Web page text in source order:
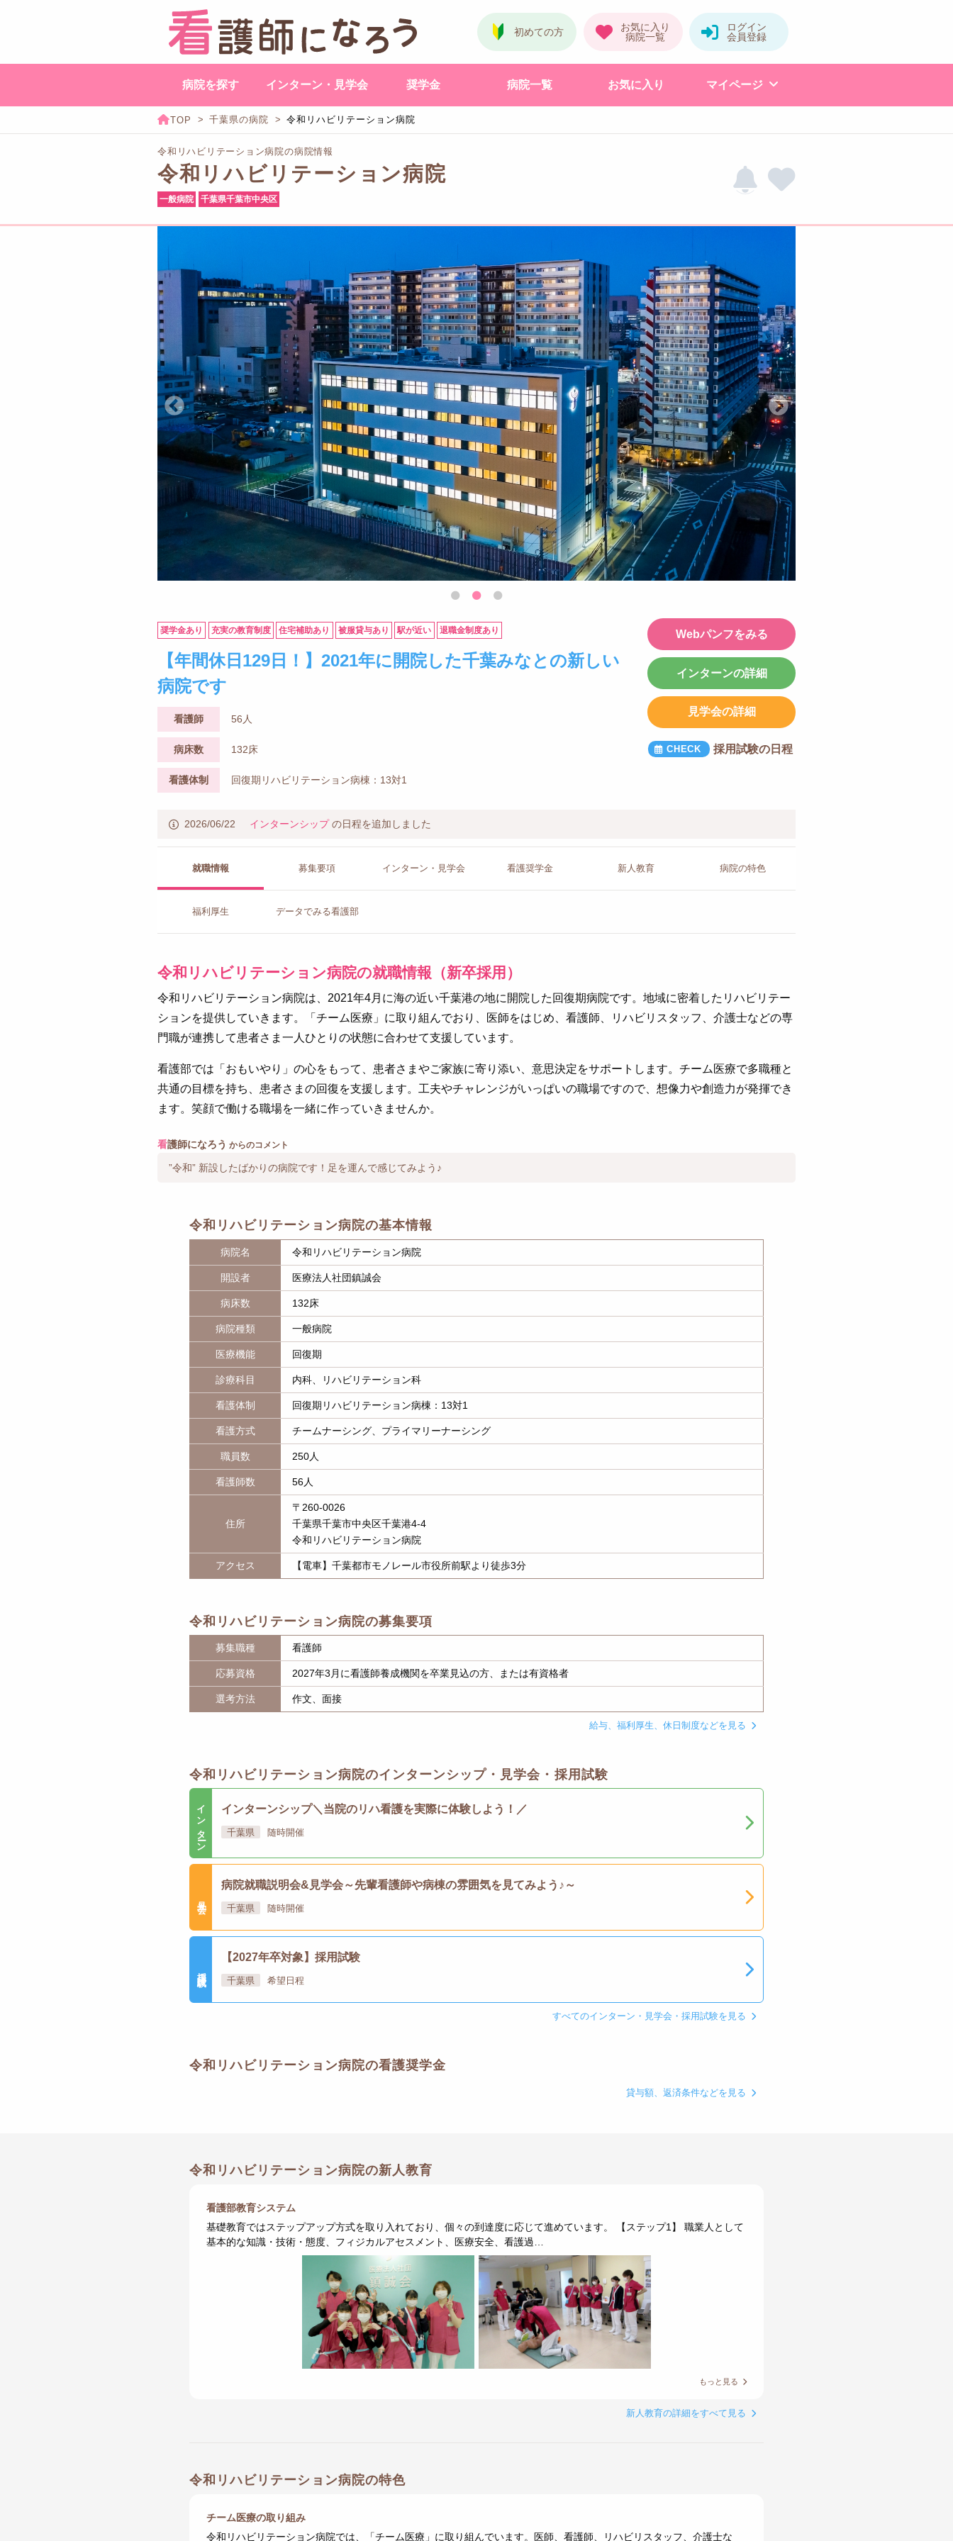
病院を探す インターン・見学会 奨学金 病院一覧 お気に入り マイページ
千葉県の病院 令和リハビリテーション病院
令和リハビリテーション病院の病院情報
令和リハビリテーション病院
一般病院 千葉県千葉市中央区
奨学金あり 充実の教育制度 住宅補助あり 被服貸与あり 駅が近い 退職金制度あり
【年間休日129日！】2021年に開院した千葉みなとの新しい
病院です
看護師 56人
病床数 132床
看護体制 回復期リハビリテーション病棟：13対1
Webパンフをみる
インターンの詳細
見学会の詳細
採用試験の日程
2026/06/22 インターンシップ の日程を追加しました
就職情報 募集要項 インターン ・見学会 看護奨学金 新人教育 病院の特色
福利厚生 データでみる看護部
令和リハビリテーション病院の就職情報（新卒採用）
令和リハビリテーション病院は、2021年4月に海の近い千葉港の地に開院した回復期病院です。地域に密着したリハビリテー
ションを提供していきます。「チーム医療」に取り組んでおり、医師をはじめ、看護師、リハビリスタッフ、介護士などの専
門職が連携して患者さま一人ひとりの状態に合わせて支援しています。
看護部では「おもいやり」の心をもって、患者さまやご家族に寄り添い、意思決定をサポートします。チーム医療で多職種と
共通の目標を持ち、患者さまの回復を支援します。工夫やチャレンジがいっぱいの職場ですので、想像力や創造力が発揮でき
ます。笑顔で働ける職場を一緒に作っていきませんか。
看護師になろう からのコメント
”令和” 新設したばかりの病院です！足を運んで感じてみよう♪
令和リハビリテーション病院の基本情報
病院名 令和リハビリテーション病院
開設者 医療法人社団鎮誠会
病床数 132床
病院種類 一般病院
医療機能 回復期
診療科目 内科、リハビリテーション科
看護体制 回復期リハビリテーション病棟：13対1
看護方式 チームナーシング、プライマリーナーシング
職員数 250人
看護師数 56人
住所
〒260-0026
千葉県千葉市中央区千葉港4-4
令和リハビリテーション病院
アクセス 【電車】千葉都市モノレール市役所前駅より徒歩3分
令和リハビリテーション病院の募集要項
募集職種 看護師
応募資格 2027年3月に看護師養成機関を卒業見込の方、または有資格者
選考方法 作文、面接
給与、福利厚生、休日制度などを見る
令和リハビリテーション病院のインターンシップ・見学会・採用試験
インターン インターンシップ＼当院のリハ看護を実際に体験しよう！／
千葉県 随時開催
病院就職説明会&見学会～先輩看護師や病棟の雰囲気を見てみよう♪～
千葉県 随時開催
【2027年卒対象】採用試験
千葉県 希望日程
すべてのインターン・見学会・採用試験を見る
令和リハビリテーション病院の看護奨学金
貸与額、返済条件などを見る
令和リハビリテーション病院の新人教育
看護部教育システム
基礎教育ではステップアップ方式を取り入れており、個々の到達度に応じて進めています。 【ステップ1】 職業人として
基本的な知識・技術・態度、フィジカルアセスメント、医療安全、看護過…
もっと見る
新人教育の詳細をすべて見る
令和リハビリテーション病院の特色
チーム医療の取り組み
令和リハビリテーション病院では、「チーム医療」に取り組んでいます。医師、看護師、リハビリスタッフ、介護士な